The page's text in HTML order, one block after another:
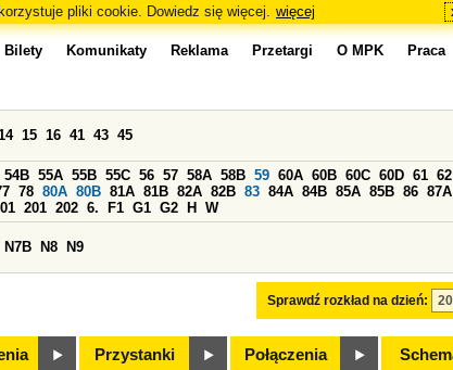
pliki cookie. Dowiedz się więcej. więcej
Bilety Komunikaty Reklama Przetargi O MPK Praca
Sprawdź rozkład na dzień:
15 16 41 43 45
54B 55A 55B 55C 56 57 58A 58B 59 60A 60B 60C 60D 61 62
78 80A 80B 81A 81B 82A 82B 83 84A 84B 85A 85B 86 87A
201 202 6. F1 G1 G2 H W
N7B N8 N9
Przystanki Połączenia